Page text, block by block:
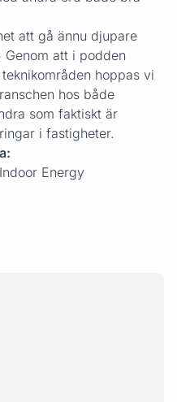
att gå ännu djupare
Genom att i podden
hoppas vi
hos både
som faktiskt är
i fastigheter.
Energy